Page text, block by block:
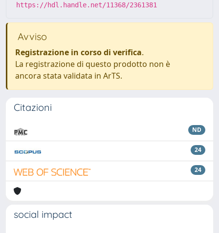
https://hdl.handle.net/11368/2361381
Avviso
Registrazione in corso di verifica.
La registrazione di questo prodotto non è
ancora stata validata in ArTS.
Citazioni
ND
24
24
social impact